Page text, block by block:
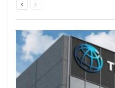
الصفحةالصفحة